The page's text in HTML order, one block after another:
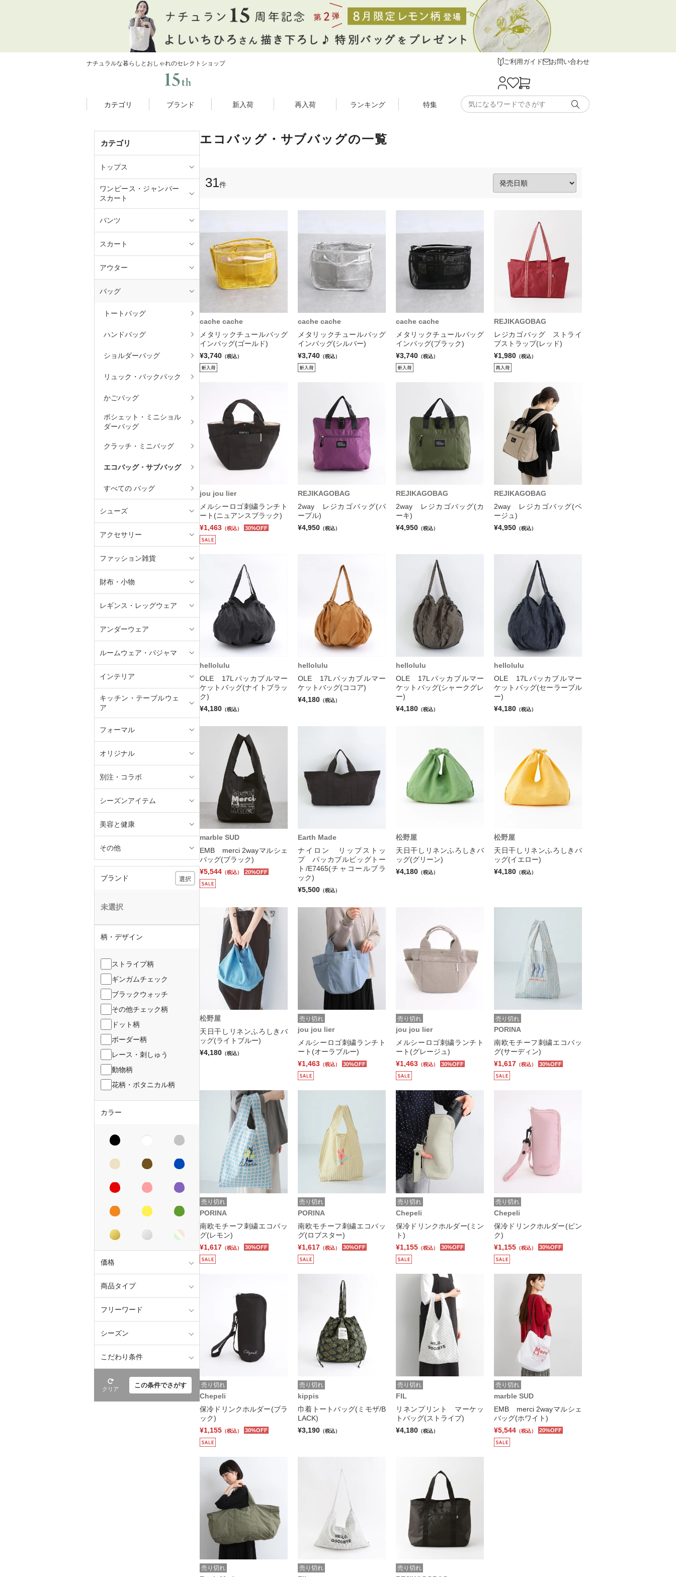
ナチュラルな暮らしとおしゃれのセレクトショップ ご利用ガイド お問い合わせ
カテゴリ ブランド 新入荷 再入荷 ランキング 特集
カテゴリ
トップス
ワンピース・ジャンパー
スカート
パンツ
スカート
アウター
バッグ
トートバッグ
ハンドバッグ
ショルダーバッグ
リュック・バックパック
かごバッグ
ポシェット・ミニショル
ダーバッグ
クラッチ・ミニバッグ
エコバッグ・サブバッグ
すべての バッグ
シューズ
アクセサリー
ファッション雑貨
財布・小物
レギンス・レッグウェア
アンダーウェア
ルームウェア・パジャマ
インテリア
キッチン・テーブルウェ
ア
フォーマル
オリジナル
別注・コラボ
シーズンアイテム
美容と健康
その他
ブランド 選択
未選択
柄・デザイン
ストライプ柄
ギンガムチェック
ブラックウォッチ
その他チェック柄
ドット柄
ボーダー柄
レース・刺しゅう
動物柄
花柄・ボタニカル柄
カラー
価格
商品タイプ
フリーワード
シーズン
こだわり条件
クリア この条件でさがす
エコバッグ・サブバッグの一覧
31件
cache cache
メタリックチュールバッグ
インバッグ(ゴールド)
¥3,740 （税込）
cache cache
メタリックチュールバッグ
インバッグ(シルバー)
¥3,740 （税込）
cache cache
メタリックチュールバッグ
インバッグ(ブラック)
¥3,740 （税込）
REJIKAGOBAG
レジカゴバッグ ストライ
プストラップ(レッド)
¥1,980 （税込）
jou jou lier
メルシーロゴ刺繍ランチト
ート(ニュアンスブラック)
¥1,463 （税込） 30%OFF
REJIKAGOBAG
2way レジカゴバッグ(パ
ープル)
¥4,950 （税込）
REJIKAGOBAG
2way レジカゴバッグ(カ
ーキ)
¥4,950 （税込）
REJIKAGOBAG
2way レジカゴバッグ(ベ
ージュ)
¥4,950 （税込）
hellolulu
OLE 17Lパッカブルマー
ケットバッグ(ナイトブラッ
ク)
¥4,180 （税込）
hellolulu
OLE 17Lパッカブルマー
ケットバッグ(ココア)
¥4,180 （税込）
hellolulu
OLE 17Lパッカブルマー
ケットバッグ(シャークグレ
ー)
¥4,180 （税込）
hellolulu
OLE 17Lパッカブルマー
ケットバッグ(セーラーブル
ー)
¥4,180 （税込）
marble SUD
EMB merci 2wayマルシェ
バッグ(ブラック)
¥5,544 （税込） 20%OFF
Earth Made
ナイロン リップストッ
プ パッカブルビッグトー
ト/E7465(チャコールブラ
ック)
¥5,500 （税込）
松野屋
天日干しリネンふろしきバ
ッグ(グリーン)
¥4,180 （税込）
松野屋
天日干しリネンふろしきバ
ッグ(イエロー)
¥4,180 （税込）
松野屋
天日干しリネンふろしきバ
ッグ(ライトブルー)
¥4,180 （税込）
売り切れ
jou jou lier
メルシーロゴ刺繍ランチト
ート(オーラブルー)
¥1,463 （税込） 30%OFF
売り切れ
jou jou lier
メルシーロゴ刺繍ランチト
ート(グレージュ)
¥1,463 （税込） 30%OFF
売り切れ
PORINA
南欧モチーフ刺繍エコバッ
グ(サーディン)
¥1,617 （税込） 30%OFF
売り切れ
PORINA
南欧モチーフ刺繍エコバッ
グ(レモン)
¥1,617 （税込） 30%OFF
売り切れ
PORINA
南欧モチーフ刺繍エコバッ
グ(ロブスター)
¥1,617 （税込） 30%OFF
売り切れ
Chepeli
保冷ドリンクホルダー(ミン
ト)
¥1,155 （税込） 30%OFF
売り切れ
Chepeli
保冷ドリンクホルダー(ピン
ク)
¥1,155 （税込） 30%OFF
売り切れ
Chepeli
保冷ドリンクホルダー(ブラ
ック)
¥1,155 （税込） 30%OFF
売り切れ
kippis
巾着トートバッグ(ミモザ/B
LACK)
¥3,190 （税込）
売り切れ
FIL
リネンプリント マーケッ
トバッグ(ストライプ)
¥4,180 （税込）
売り切れ
marble SUD
EMB merci 2wayマルシェ
バッグ(ホワイト)
¥5,544 （税込） 20%OFF
売り切れ 売り切れ 売り切れ